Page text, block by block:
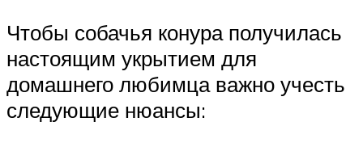
Чтобы собачья конура получилась
настоящим укрытием для
домашнего любимца важно учесть
следующие нюансы: